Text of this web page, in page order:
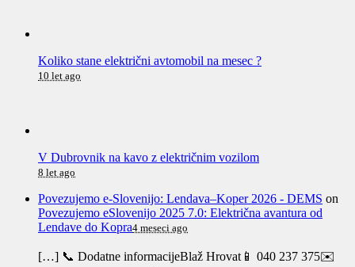
Koliko stane električni avtomobil na mesec ?
10 let ago
V Dubrovnik na kavo z električnim vozilom
8 let ago
Povezujemo e-Slovenijo: Lendava–Koper 2026 - DEMS on
Povezujemo eSlovenijo 2025 7.0: Električna avantura od
Lendave do Kopra4 meseci ago
[…] 📞 Dodatne informacijeBlaž Hrovat📱 040 237 375✉️